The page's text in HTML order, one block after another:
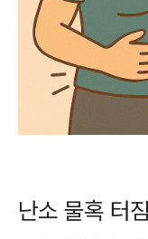
난소 물혹 터